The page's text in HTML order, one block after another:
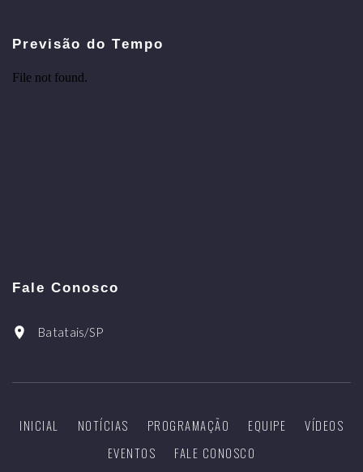
Previsão do Tempo
Fale Conosco
Batatais/SP
INICIAL NOTÍCIAS PROGRAMAÇÃO EQUIPE
VÍDEOS
EVENTOS
FALE CONOSCO